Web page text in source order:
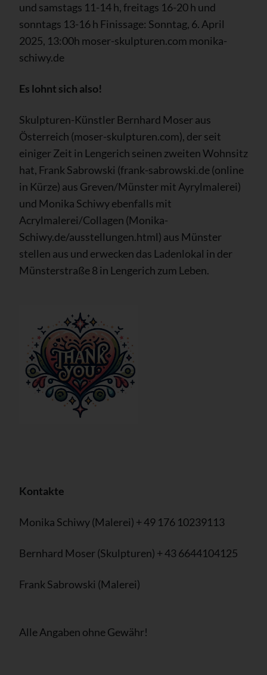
und samstags 11-14 h, freitags 16-20 h und
sonntags 13-16 h Finissage: Sonntag, 6. April
2025, 13:00h moser-skulpturen.com monika-
schiwy.de
Es lohnt sich also!
Skulpturen-Künstler Bernhard Moser aus
Österreich (moser-skulpturen.com), der seit
einiger Zeit in Lengerich seinen zweiten Wohnsitz
hat, Frank Sabrowski (frank-sabrowski.de (online
in Kürze) aus Greven/Münster mit Ayrylmalerei)
und Monika Schiwy ebenfalls mit
Acrylmalerei/Collagen (Monika-
Schiwy.de/ausstellungen.html) aus Münster
stellen aus und erwecken das Ladenlokal in der
Münsterstraße 8 in Lengerich zum Leben.
Kontakte
Monika Schiwy (Malerei) + 49 176 10239113
Bernhard Moser (Skulpturen) + 43 6644104125
Frank Sabrowski (Malerei)
Alle Angaben ohne Gewähr!